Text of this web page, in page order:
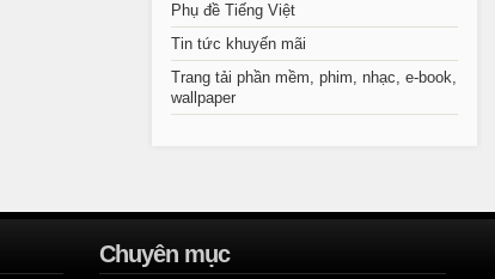
Phụ đề Tiếng Việt
Tin tức khuyến mãi
Trang tải phần mềm, phim, nhạc, e-book,
wallpaper
Chuyên mục